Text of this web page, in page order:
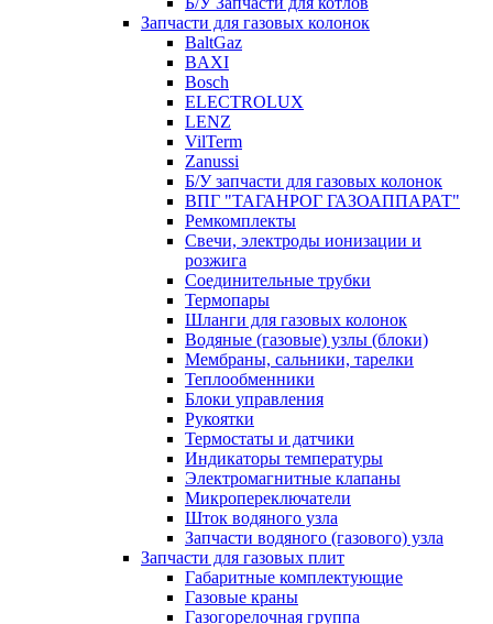
Запчасти для газовых колонок
BaltGaz
BAXI
Bosch
ELECTROLUX
LENZ
VilTerm
Zanussi
Б/У запчасти для газовых колонок
ВПГ "ТАГАНРОГ ГАЗОАППАРАТ"
Ремкомплекты
Свечи, электроды ионизации и
розжига
Соединительные трубки
Термопары
Шланги для газовых колонок
Водяные (газовые) узлы (блоки)
Мембраны, сальники, тарелки
Теплообменники
Блоки управления
Рукоятки
Термостаты и датчики
Индикаторы температуры
Электромагнитные клапаны
Микропереключатели
Шток водяного узла
Запчасти водяного (газового) узла
Запчасти для газовых плит
Габаритные комплектующие
Газовые краны
Газогорелочная группа